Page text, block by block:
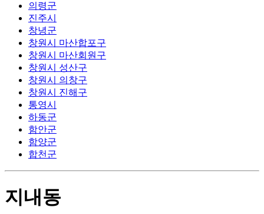
의령군
진주시
창녕군
창원시 마산합포구
창원시 마산회원구
창원시 성산구
창원시 의창구
창원시 진해구
통영시
하동군
함안군
함양군
합천군
지내동